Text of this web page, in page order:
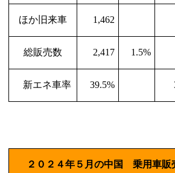
ほか旧来車 1,462
総販売数 2,417 1.5%
新エネ車率 39.5%
２０２４年５月の中国 乗用